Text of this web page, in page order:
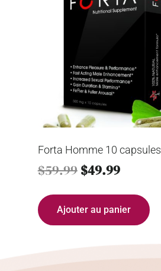
Forta Homme 10 capsules
$59.99 $49.99
Ajouter au panier